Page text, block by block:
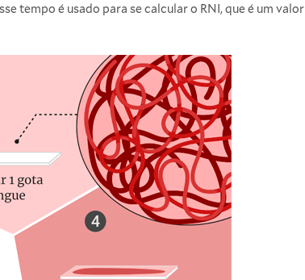
tempo é usado para se calcular o RNI, que é um valor